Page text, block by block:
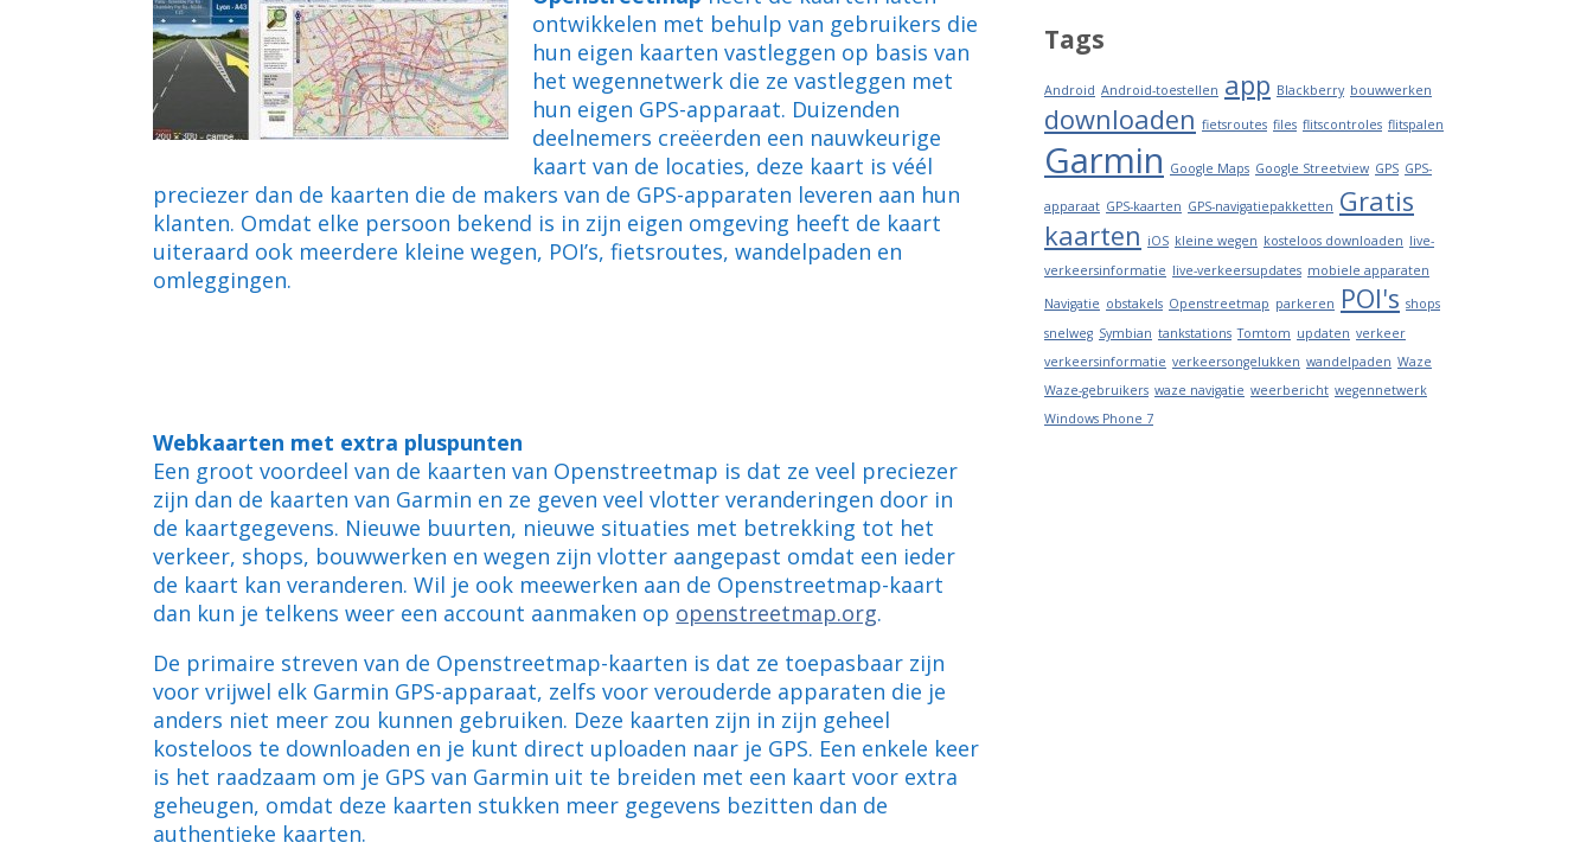
ontwikkelen met behulp van gebruikers die
hun eigen kaarten vastleggen op basis van
het wegennetwerk die ze vastleggen met
hun eigen GPS-apparaat. Duizenden
deelnemers creëerden een nauwkeurige
kaart van de locaties, deze kaart is véél
preciezer dan de kaarten die de makers van de GPS-apparaten leveren aan hun
klanten. Omdat elke persoon bekend is in zijn eigen omgeving heeft de kaart
uiteraard ook meerdere kleine wegen, POI’s, fietsroutes, wandelpaden en
omleggingen.
Webkaarten met extra pluspunten
Een groot voordeel van de kaarten van Openstreetmap is dat ze veel preciezer
zijn dan de kaarten van Garmin en ze geven veel vlotter veranderingen door in
de kaartgegevens. Nieuwe buurten, nieuwe situaties met betrekking tot het
verkeer, shops, bouwwerken en wegen zijn vlotter aangepast omdat een ieder
de kaart kan veranderen. Wil je ook meewerken aan de Openstreetmap-kaart
dan kun je telkens weer een account aanmaken op openstreetmap.org.
De primaire streven van de Openstreetmap-kaarten is dat ze toepasbaar zijn
voor vrijwel elk Garmin GPS-apparaat, zelfs voor verouderde apparaten die je
anders niet meer zou kunnen gebruiken. Deze kaarten zijn in zijn geheel
kosteloos te downloaden en je kunt direct uploaden naar je GPS. Een enkele keer
is het raadzaam om je GPS van Garmin uit te breiden met een kaart voor extra
geheugen, omdat deze kaarten stukken meer gegevens bezitten dan de
authentieke kaarten.
Tags
Android Android-toestellen app Blackberry bouwwerken
downloaden fietsroutes files flitscontroles flitspalen
Garmin Google Maps Google Streetview GPS GPS-
apparaat GPS-kaarten GPS-navigatiepakketten Gratis
kaarten iOS kleine wegen kosteloos downloaden live-
verkeersinformatie live-verkeersupdates mobiele apparaten
Navigatie obstakels Openstreetmap parkeren POI's shops
snelweg Symbian tankstations Tomtom updaten verkeer
verkeersinformatie verkeersongelukken wandelpaden Waze
Waze-gebruikers waze navigatie weerbericht wegennetwerk
Windows Phone 7